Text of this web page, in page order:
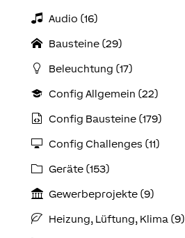
Audio (16)
Bausteine (29)
Beleuchtung (17)
Config Allgemein (22)
Config Bausteine (179)
Config Challenges (11)
Geräte (153)
Gewerbeprojekte (9)
Heizung, Lüftung, Klima (9)